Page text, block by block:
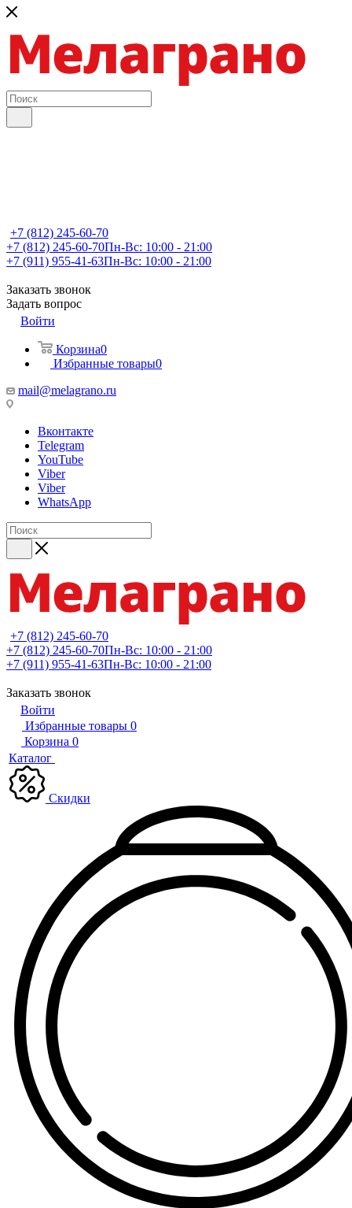
+7 (812) 245-60-70
+7 (812) 245-60-70Пн-Вс: 10:00 - 21:00
+7 (911) 955-41-63Пн-Вс: 10:00 - 21:00
Заказать звонок
Задать вопрос
Войти
Корзина0
Избранные товары0
mail@melagrano.ru
Вконтакте
Telegram
YouTube
Viber
Viber
WhatsApp
+7 (812) 245-60-70
+7 (812) 245-60-70Пн-Вс: 10:00 - 21:00
+7 (911) 955-41-63Пн-Вс: 10:00 - 21:00
Заказать звонок
Войти
Избранные товары 0
Корзина 0
Каталог
Скидки